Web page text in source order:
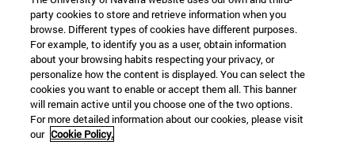
party cookies to store and retrieve information when you
browse. Different types of cookies have different purposes.
For example, to identify you as a user, obtain information
about your browsing habits respecting your privacy, or
personalize how the content is displayed. You can select the
cookies you want to enable or accept them all. This banner
will remain active until you choose one of the two options.
For more detailed information about our cookies, please visit
our Cookie Policy.